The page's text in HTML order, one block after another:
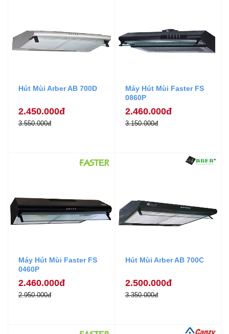
Hút Mùi Arber AB 700D
2.450.000đ
3.550.000đ
Máy Hút Mùi Faster FS
0860P
2.460.000đ
3.150.000đ
Máy Hút Mùi Faster FS
0460P
2.460.000đ
2.950.000đ
Hút Mùi Arber AB 700C
2.500.000đ
3.350.000đ